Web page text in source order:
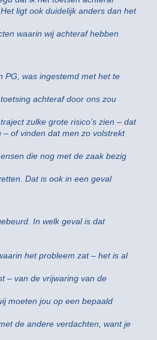
ligt ook duidelijk anders dan het
waarin wij achteraf hebben
PG, was ingestemd met het te
achteraf door ons zou
zulke grote risico’s zien – dat
of vinden dat men zo volstrekt
die nog met de zaak bezig
Dat is ook in een geval
In welk geval is dat
het probleem zat – het is al
– van de vrijwaring van de
moeten jou op een bepaald
de andere verdachten, want je